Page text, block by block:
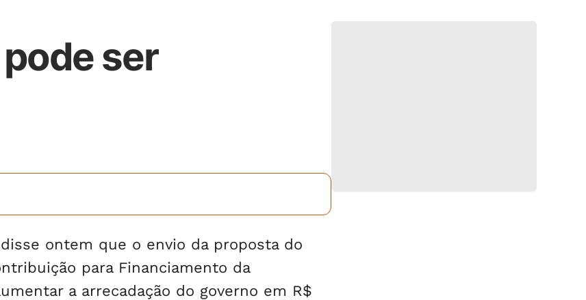
ser
ontem que o envio da proposta do
para Financiamento da
a arrecadação do governo em R$